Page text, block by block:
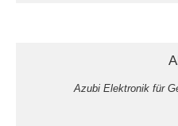
Azubi Elektronik für